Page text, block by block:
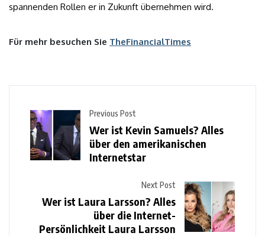
spannenden Rollen er in Zukunft übernehmen wird.
Für mehr besuchen Sie TheFinancialTimes
Previous Post
Wer ist Kevin Samuels? Alles
über den amerikanischen
Internetstar
Next Post
Wer ist Laura Larsson? Alles
über die Internet-
Persönlichkeit Laura Larsson